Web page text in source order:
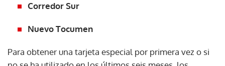
Corredor Sur
Nuevo Tocumen
Para obtener una tarjeta especial por primera vez o si